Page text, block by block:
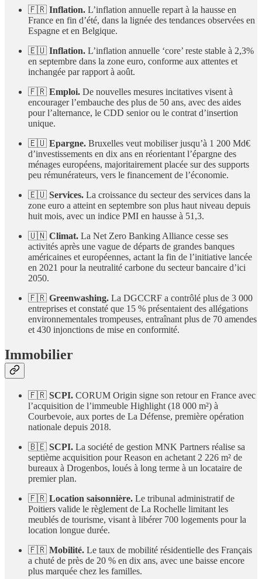
🇫🇷 Inflation. L’inflation annuelle repart à la hausse en
France en fin d’été, dans la lignée des tendances observées en
Espagne et en Belgique.
🇪🇺 Inflation. L’inflation annuelle ‘core’ reste stable à 2,3%
en septembre dans la zone euro, conforme aux attentes et
inchangée par rapport à août.
🇫🇷 Emploi. De nouvelles mesures incitatives visent à
encourager l’embauche des plus de 50 ans, avec des aides
pour l’alternance, le CDD senior ou le contrat d’insertion
unique.
🇪🇺 Epargne. Bruxelles veut mobiliser jusqu’à 1 200 Md€
d’investissements en dix ans en réorientant l’épargne des
ménages européens, majoritairement placée sur des supports
peu rémunérateurs, vers le financement de l’économie.
🇪🇺 Services. La croissance du secteur des services dans la
zone euro a atteint en septembre son plus haut niveau depuis
huit mois, avec un indice PMI en hausse à 51,3.
🇺🇳 Climat. La Net Zero Banking Alliance cesse ses
activités après une vague de départs de grandes banques
américaines et européennes, actant la fin de l’initiative lancée
en 2021 pour la neutralité carbone du secteur bancaire d’ici
2050.
🇫🇷 Greenwashing. La DGCCRF a contrôlé plus de 3 000
entreprises et constaté que 15 % présentaient des allégations
environnementales trompeuses, entraînant plus de 70 amendes
et 430 injonctions de mise en conformité.
Immobilier
🇫🇷 SCPI. CORUM Origin signe son retour en France avec
l’acquisition de l’immeuble Highlight (18 000 m²) à
Courbevoie, aux portes de La Défense, première opération
nationale depuis 2018.
🇧🇪 SCPI. La société de gestion MNK Partners réalise sa
septième acquisition pour Reason en achetant 2 226 m² de
bureaux à Drogenbos, loués à long terme à un locataire de
premier plan.
🇫🇷 Location saisonnière. Le tribunal administratif de
Poitiers valide le règlement de La Rochelle limitant les
meublés de tourisme, visant à libérer 700 logements pour la
location longue durée.
🇫🇷 Mobilité. Le taux de mobilité résidentielle des Français
a chuté de près de 20 % en dix ans, avec une baisse encore
plus marquée chez les familles.